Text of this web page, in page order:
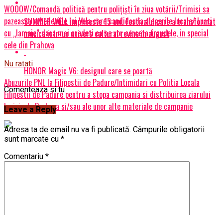
WOOOW/Comandă politică pentru polițiști în ziua votării/Trimisi sa
pazeasca rubedeniile lui Vela care candidau la alegerile locale/ Luati
cu „lamaie” daca mai credeti ca se vor cerceta fraudele, in special
cele din Prahova
Nu ratati
Abuzurile PNL la Filipestii de Padure/Intimidari cu Politia Locala
Filipestii de Padure pentru a stopa campania si distribuirea ziarului
Incisiv de Prahova si/sau ale unor alte materiale de campanie
SUMMER WELL implineste 15 ani. Festivalul care a transformat
muzica intr-un univers cultural revine in august
HONOR Magic V6: designul care se poartă
Comenteaza si tu
Leave a Reply
Adresa ta de email nu va fi publicată. Câmpurile obligatorii
sunt marcate cu *
Comentariu *